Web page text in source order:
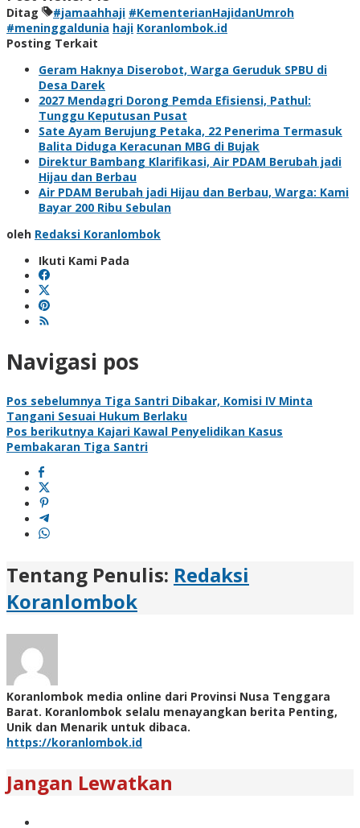
Ditag #jamaahhaji #KementerianHajidanUmroh
#meninggaldunia haji Koranlombok.id
Posting Terkait
Geram Haknya Diserobot, Warga Geruduk SPBU di
Desa Darek
2027 Mendagri Dorong Pemda Efisiensi, Pathul:
Tunggu Keputusan Pusat
Sate Ayam Berujung Petaka, 22 Penerima Termasuk
Balita Diduga Keracunan MBG di Bujak
Direktur Bambang Klarifikasi, Air PDAM Berubah jadi
Hijau dan Berbau
Air PDAM Berubah jadi Hijau dan Berbau, Warga: Kami
Bayar 200 Ribu Sebulan
oleh Redaksi Koranlombok
Ikuti Kami Pada
Navigasi pos
Pos sebelumnya Tiga Santri Dibakar, Komisi IV Minta
Tangani Sesuai Hukum Berlaku
Pos berikutnya Kajari Kawal Penyelidikan Kasus
Pembakaran Tiga Santri
Tentang Penulis: Redaksi
Koranlombok
Koranlombok media online dari Provinsi Nusa Tenggara
Barat. Koranlombok selalu menayangkan berita Penting,
Unik dan Menarik untuk dibaca.
https://koranlombok.id
Jangan Lewatkan